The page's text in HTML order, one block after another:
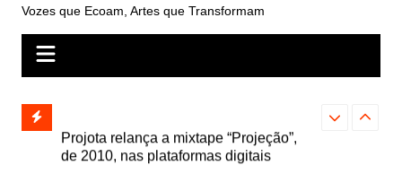
Vozes que Ecoam, Artes que Transformam
e abre
autoral,
de 2010, nas plataformas digitais
Farofa